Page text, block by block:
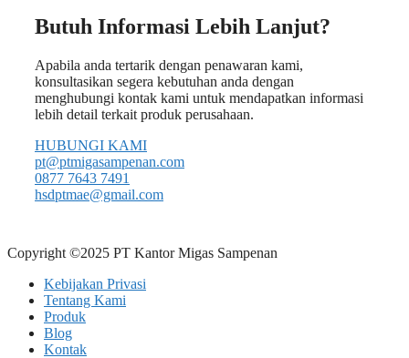
Butuh Informasi Lebih Lanjut?
Apabila anda tertarik dengan penawaran kami,
konsultasikan segera kebutuhan anda dengan
menghubungi kontak kami untuk mendapatkan informasi
lebih detail terkait produk perusahaan.
HUBUNGI KAMI
pt@ptmigasampenan.com
0877 7643 7491
hsdptmae@gmail.com
Copyright ©2025 PT Kantor Migas Sampenan
Kebijakan Privasi
Tentang Kami
Produk
Blog
Kontak